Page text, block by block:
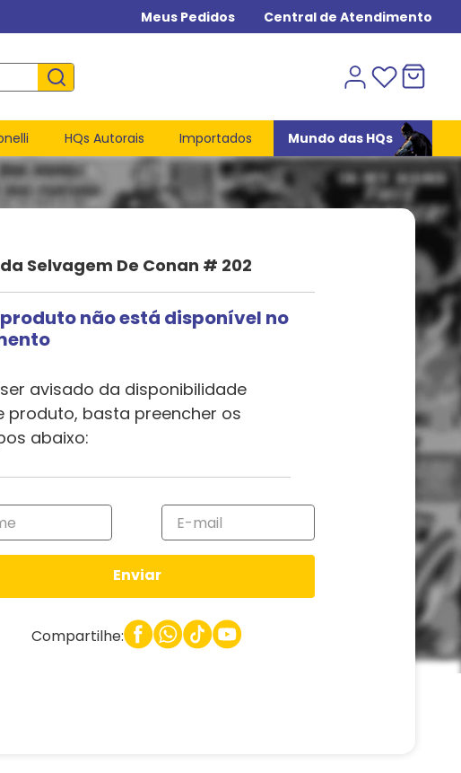
Meus Pedidos Central de Atendimento
HQs Autorais Importados Mundo das HQs
Selvagem De Conan # 202
produto não está disponível no
avisado da disponibilidade
produto, basta preencher os
abaixo:
Enviar
Compartilhe: